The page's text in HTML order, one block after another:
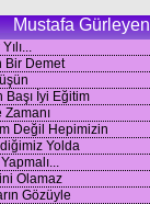
Mustafa Gürleyen
Bir Demet
Başı İyi Eğitim
Zamanı
Değil Hepimizin
Yolda
Olamaz
Gözüyle